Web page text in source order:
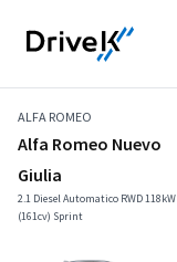
ALFA ROMEO
Alfa Romeo Nuevo
Giulia
2.1 Diesel Automatico RWD 118kW
(161cv) Sprint